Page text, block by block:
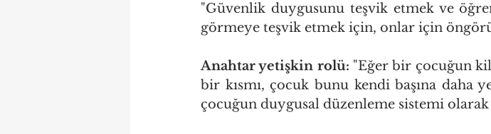
"Güvenlik duygusunu teşvik etmek ve
görmeye teşvik etmek için, onlar için
Anahtar yetişkin rolü: "Eğer bir çocuğun
bir kısmı, çocuk bunu kendi başına daha
çocuğun duygusal düzenleme sistemi